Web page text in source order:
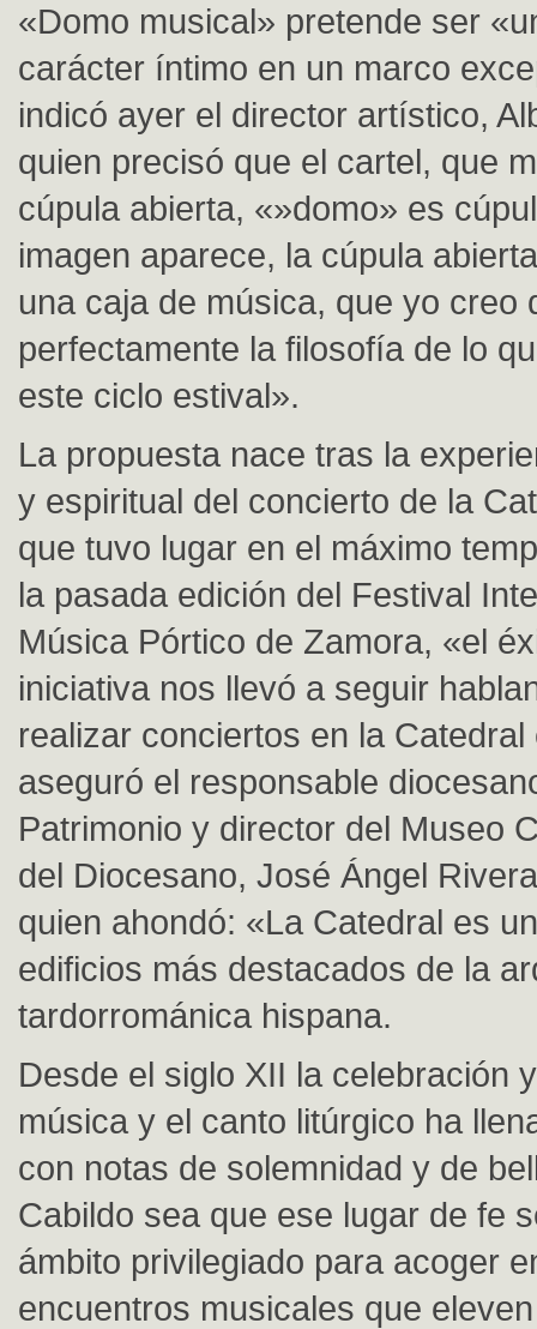
«Domo musical» pretende ser
carácter íntimo en un marco
indicó ayer el director artístico,
quien precisó que el cartel, que
cúpula abierta, «»domo» es
imagen aparece, la cúpula
una caja de música, que yo creo
perfectamente la filosofía de lo
este ciclo estival».
La propuesta nace tras la
y espiritual del concierto de la
que tuvo lugar en el máximo
la pasada edición del Festival
Música Pórtico de Zamora, «el
iniciativa nos llevó a seguir
realizar conciertos en la
aseguró el responsable
Patrimonio y director del Museo
del Diocesano, José Ángel
quien ahondó: «La Catedral es
edificios más destacados de la
tardorrománica hispana.
Desde el siglo XII la celebración
música y el canto litúrgico ha
con notas de solemnidad y de
Cabildo sea que ese lugar de fe
ámbito privilegiado para acoger
encuentros musicales que